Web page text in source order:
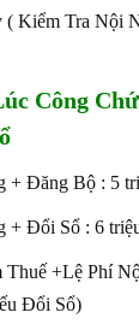
Kiểm Tra Nội
Công
+ Đăng Bộ : 5
+ Đổi Sổ : 6
+Lệ Phí
Đổi Sổ)